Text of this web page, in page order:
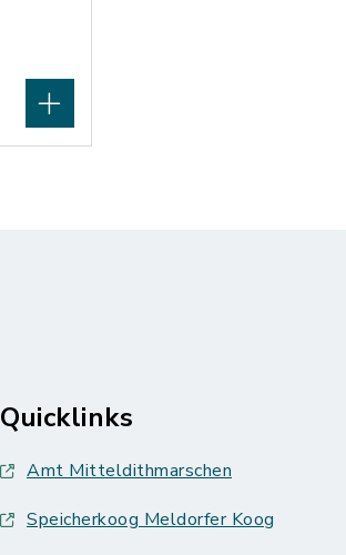
Quicklinks
Amt Mitteldithmarschen
Speicherkoog Meldorfer Koog